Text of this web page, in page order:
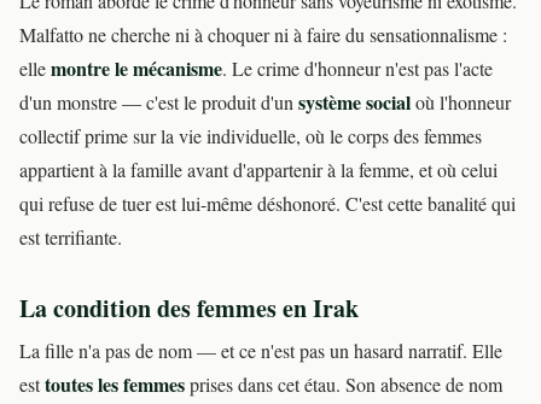
Malfatto ne cherche ni à choquer ni à faire du sensationnalisme :
ellemontre le mécanisme. Le crime d'honneur n'est pas l'acte
d'un monstre — c'est le produit d'unsystème socialoù l'honneur
collectif prime sur la vie individuelle, où le corps des femmes
appartient à la famille avant d'appartenir à la femme, et où celui
qui refuse de tuer est lui-même déshonoré. C'est cette banalité qui
est terrifiante.
La condition des femmes en Irak
La fille n'a pas de nom — et ce n'est pas un hasard narratif. Elle
esttoutes les femmesprises dans cet étau. Son absence de nom